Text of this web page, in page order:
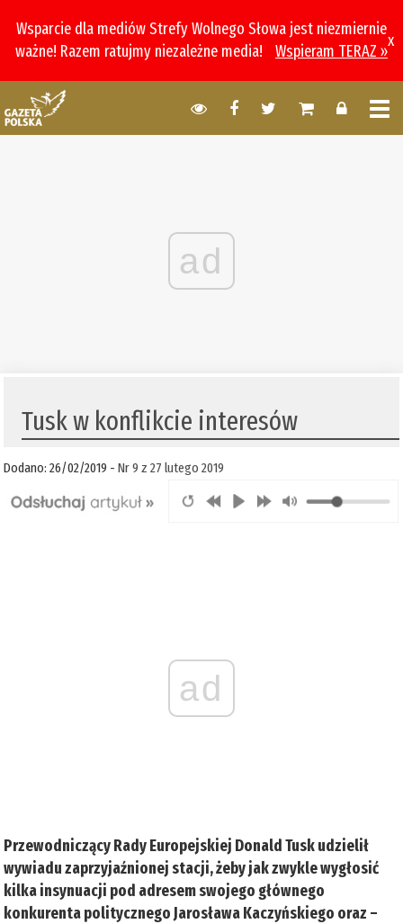
Wsparcie dla mediów Strefy Wolnego Słowa jest niezmiernie
ważne! Razem ratujmy niezależne media!
Wspieram TERAZ »
x
ad
Tusk w konflikcie interesów
Dodano: 26/02/2019 -Nr 9 z 27 lutego 2019
ad
Przewodniczący Rady Europejskiej Donald Tusk udzielił
wywiadu zaprzyjaźnionej stacji, żeby jak zwykle wygłosić
kilka insynuacji pod adresem swojego głównego
konkurenta politycznego Jarosława Kaczyńskiego oraz –